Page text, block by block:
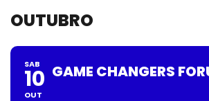
OUTUBRO
SAB
10
OUT
GAME CHANGERS